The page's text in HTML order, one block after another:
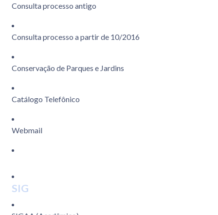
Consulta processo antigo
Consulta processo a partir de 10/2016
Conservação de Parques e Jardins
Catálogo Telefônico
Webmail
SIG